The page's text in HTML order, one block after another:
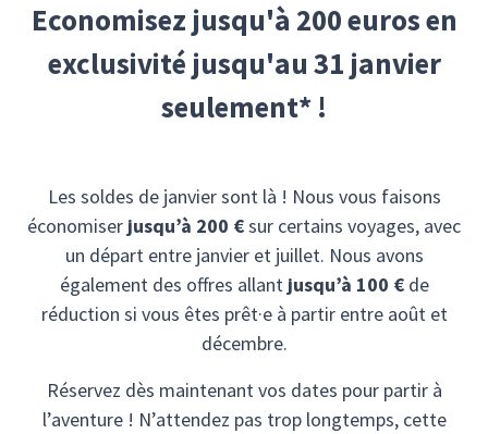
Economisez jusqu'à 200 euros en
exclusivité jusqu'au 31 janvier
seulement* !
Les soldes de janvier sont là ! Nous vous faisons
économiser jusqu’à 200 €sur certains voyages, avec
un départ entre janvier et juillet. Nous avons
également des offres allant jusqu’à 100 €de
réduction si vous êtes prêt·e à partir entre août et
décembre.
Réservez dès maintenant vos dates pour partir à
l’aventure ! N’attendez pas trop longtemps, cette